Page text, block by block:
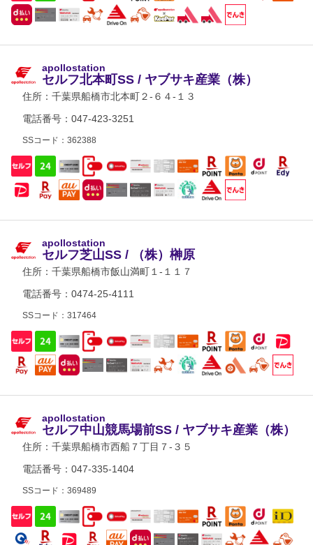
apollostation
セルフ北本町SS / ヤブサキ産業（株）
住所： 千葉県船橋市北本町２-６４-１３
電話番号：047-423-3251
SSコード：362388
apollostation
セルフ芝山SS / （株）榊原
住所： 千葉県船橋市飯山満町１-１１７
電話番号：0474-25-4111
SSコード：317464
apollostation
セルフ中山競馬場前SS / ヤブサキ産業（株）
住所： 千葉県船橋市西船７丁目７-３５
電話番号：047-335-1404
SSコード：369489